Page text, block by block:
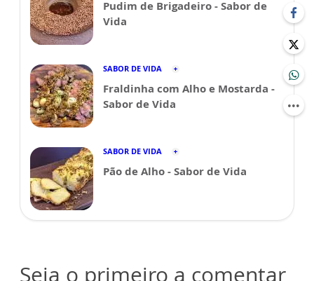
Pudim de Brigadeiro - Sabor de
Vida
SABOR DE VIDA
Fraldinha com Alho e Mostarda -
Sabor de Vida
SABOR DE VIDA
Pão de Alho - Sabor de Vida
Seja o primeiro a comentar